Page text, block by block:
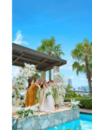
横浜・みな
送迎
横浜駅・み
シー）
支払方法
前払い・ご
細は問合せ
キャンセルポリ
シー
【結婚式の
ける規定】
契約成立後
をする場合